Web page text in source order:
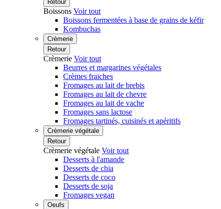
Retour
Boissons Voir tout
Boissons fermentées à base de grains de kéfir
Kombuchas
Crèmerie
Retour
Crèmerie Voir tout
Beurres et margarines végétales
Crèmes fraiches
Fromages au lait de brebis
Fromages au lait de chevre
Fromages au lait de vache
Fromages sans lactose
Fromages tartinés, cuisinés et apéritifs
Crèmerie végétale
Retour
Crèmerie végétale Voir tout
Desserts à l'amande
Desserts de chia
Desserts de coco
Desserts de soja
Fromages vegan
Oeufs